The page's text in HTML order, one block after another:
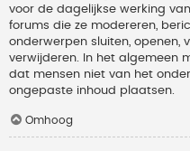
voor de dagelijkse werking
forums die ze modereren,
onderwerpen sluiten, openen,
verwijderen. In het algemeen
dat mensen niet van het
ongepaste inhoud plaatsen.
Omhoog